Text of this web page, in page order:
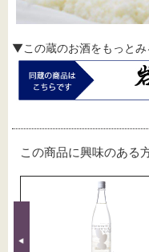
▼この蔵のお酒をもっとみ
この商品に興味のある